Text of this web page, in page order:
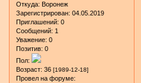
Откуда: Воронеж
Зарегистрирован: 04.05.2019
Приглашений: 0
Сообщений: 1
Уважение: 0
Позитив: 0
Пол:
Возраст: 36 [1989-12-18]
Провел на форуме: